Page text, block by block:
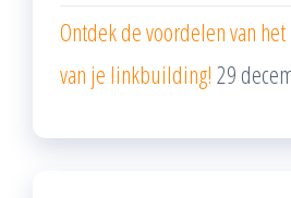
Ontdek de voordelen van
van je linkbuilding! 29